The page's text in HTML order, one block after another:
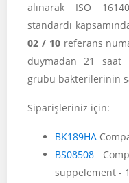
alınarak ISO
standardı
02 / 10 referans
duymadan 21 saat
grubu bakterilerinin
Siparişleriniz için:
BK189HA
BS08508
suppelement -